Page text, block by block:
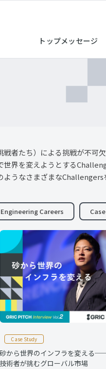
トップメッセージ
者たち）による挑戦が不可欠
界を変えようとする
うなさまざまなChallengers
Engineering Careers
Case Study
砂から世界のインフラを変える
技術者が挑むグローバル市場